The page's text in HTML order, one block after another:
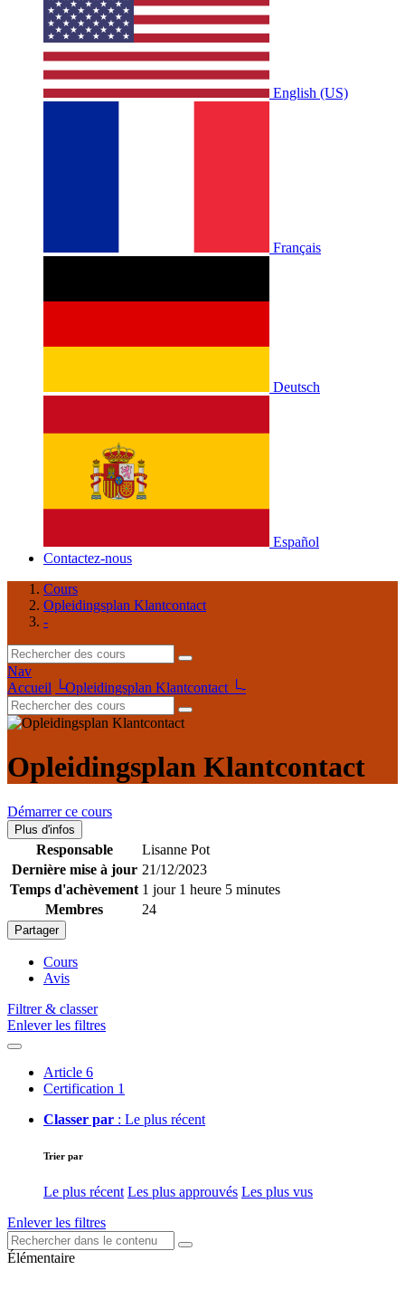
English (US)
Français
Deutsch
Español
Contactez-nous
Cours
Opleidingsplan Klantcontact
-
Nav
Accueil └Opleidingsplan Klantcontact └-
Opleidingsplan Klantcontact
Démarrer ce cours
Plus d'infos
Responsable
Lisanne Pot
Dernière mise à jour 21/12/2023
Temps d'achèvement 1 jour 1 heure 5 minutes
Membres
24
Partager
Cours
Avis
Filtrer & classer
Enlever les filtres
Article 6
Certification 1
Classer par : Le plus récent
Trier par
Le plus récent Les plus approuvés Les plus vus
Enlever les filtres
Élémentaire